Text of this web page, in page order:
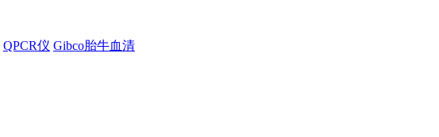
QPCR仪 Gibco胎牛血清